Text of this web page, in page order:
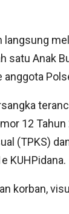
langsung
satu Anak
12
(TPKS)
KUHPidana.
korban,